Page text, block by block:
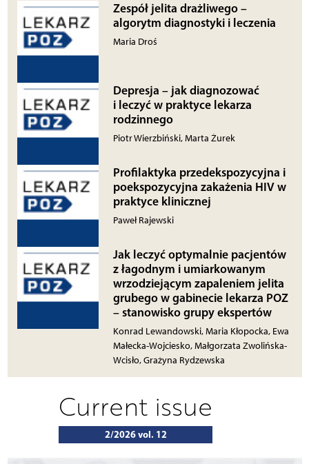
Zespół jelita drażliwego –
algorytm diagnostyki i leczenia
Maria Droś
Depresja – jak diagnozować
i leczyć w praktyce lekarza
rodzinnego
Piotr Wierzbiński, Marta Żurek
Profilaktyka przedekspozycyjna i
poekspozycyjna zakażenia HIV w
praktyce klinicznej
Paweł Rajewski
Jak leczyć optymalnie pacjentów
z łagodnym i umiarkowanym
wrzodziejącym zapaleniem jelita
grubego w gabinecie lekarza POZ
– stanowisko grupy ekspertów
Konrad Lewandowski, Maria Kłopocka, Ewa
Małecka-Wojciesko, Małgorzata Zwolińska-
Wcisło, Grażyna Rydzewska
Current issue
2/2026 vol. 12